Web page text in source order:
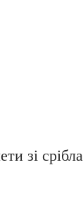
зі срібла